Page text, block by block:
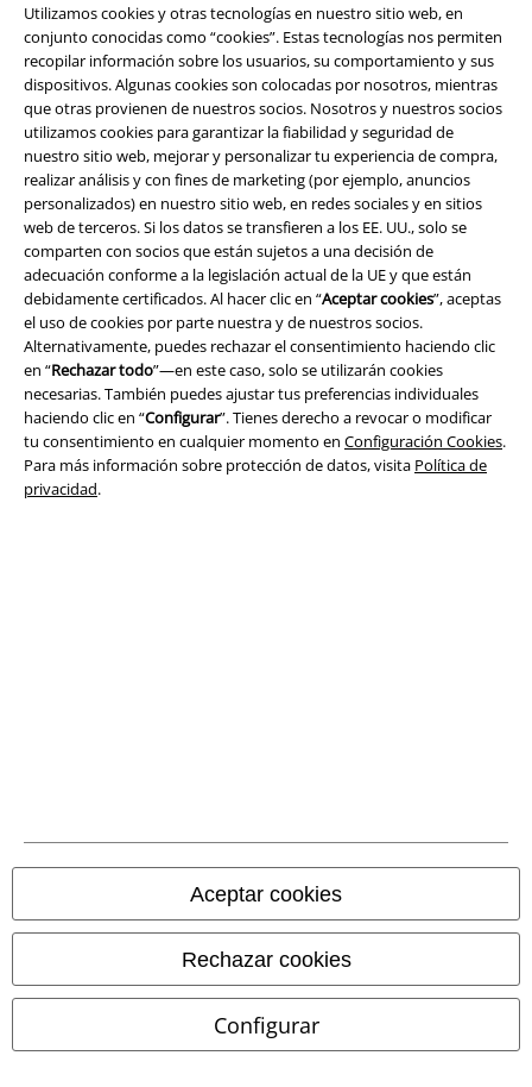
Utilizamos cookies y otras tecnologías en nuestro sitio web, en
conjunto conocidas como “cookies”. Estas tecnologías nos permiten
recopilar información sobre los usuarios, su comportamiento y sus
dispositivos. Algunas cookies son colocadas por nosotros, mientras
que otras provienen de nuestros socios. Nosotros y nuestros socios
utilizamos cookies para garantizar la fiabilidad y seguridad de
nuestro sitio web, mejorar y personalizar tu experiencia de compra,
realizar análisis y con fines de marketing (por ejemplo, anuncios
personalizados) en nuestro sitio web, en redes sociales y en sitios
web de terceros. Si los datos se transfieren a los EE. UU., solo se
comparten con socios que están sujetos a una decisión de
adecuación conforme a la legislación actual de la UE y que están
debidamente certificados. Al hacer clic en “Aceptar cookies”, aceptas
el uso de cookies por parte nuestra y de nuestros socios.
Alternativamente, puedes rechazar el consentimiento haciendo clic
en “Rechazar todo”—en este caso, solo se utilizarán cookies
necesarias. También puedes ajustar tus preferencias individuales
haciendo clic en “Configurar”. Tienes derecho a revocar o modificar
tu consentimiento en cualquier momento en Configuración Cookies.
Para más información sobre protección de datos, visita Política de
privacidad.
Aceptar cookies
Rechazar cookies
Configurar
53,99 €
Ronnie Vixxsin
Camisa manga
Corta
PVPR 44,99 €
21,59 €
Original Sinners
Rock Rebel by
EMP
Bañador